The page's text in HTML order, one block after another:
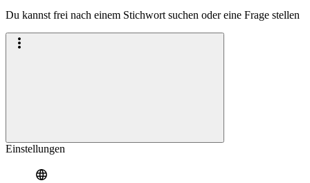
Du kannst frei nach einem Stichwort suchen oder eine Frage stellen
Einstellungen